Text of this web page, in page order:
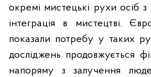
окремі мистецькі рухи осіб з
інтеграція в мистецтві.
показали потребу у таких
досліджень продовжується
напоряму з залучення